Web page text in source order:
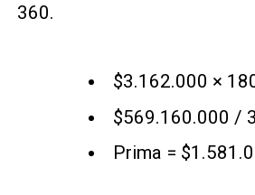
360.
$3.162.000 ×
$569.160.000 /
Prima =